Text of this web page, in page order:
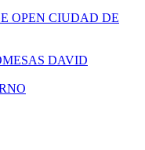
OPEN CIUDAD DE
DAVID